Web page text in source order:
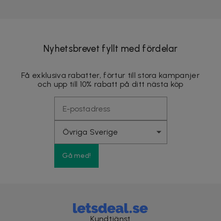
Nyhetsbrevet fyllt med fördelar
Få exklusiva rabatter, förtur till stora kampanjer
och upp till 10% rabatt på ditt nästa köp
Gå med!
Kundtjänst